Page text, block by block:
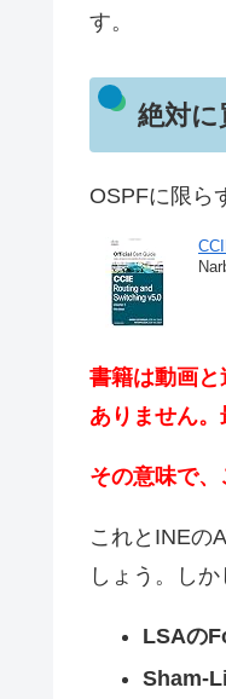
す。
絶対
OSPFに限ら
書籍は動画
ありません。
その意味で、
これとINEの
しょう。し
LSAの
Sham-